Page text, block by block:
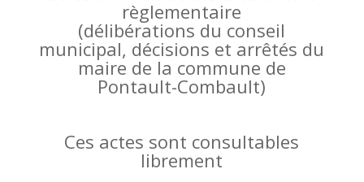
règlementaire
(délibérations du conseil
municipal, décisions et arrêtés du
maire de la commune de
Pontault-Combault)
Ces actes sont consultables
librement